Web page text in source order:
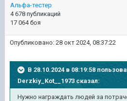
Альфа-тестер
4 678 публикаций
17 064 боя
Опубликовано: 28 окт 2024, 08:37:22
В 28.10.2024 в 08:19:58
Derzkiy_Kot__1973сказал:
Нужно награждать людей за